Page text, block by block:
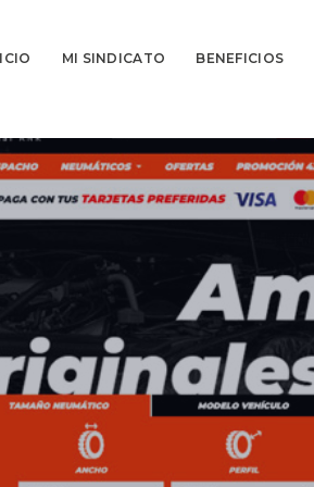
MI SINDICATO BENEFICIOS